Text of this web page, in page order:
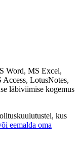
Word, MS Excel,
LotusNotes,
läbiviimise kogemus
kus
eemalda oma